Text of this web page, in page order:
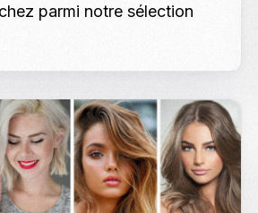
parmi notre sélection